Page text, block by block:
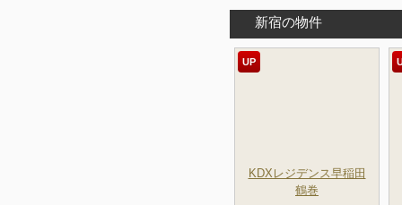
新宿の物件
UP
KDXレジデンス早稲田
鶴巻